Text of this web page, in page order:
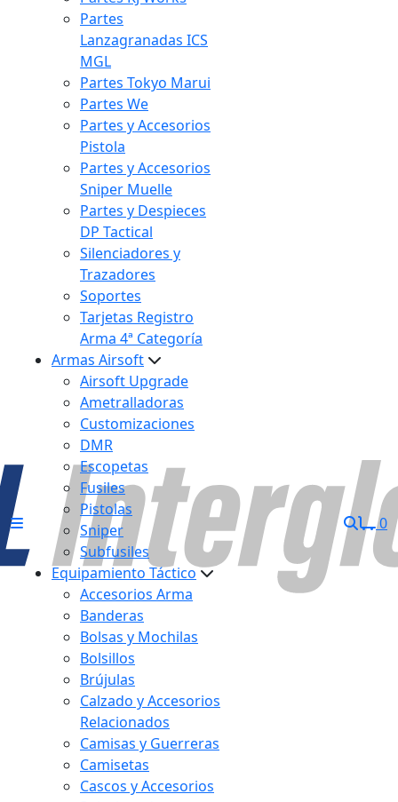
Partes
Lanzagranadas ICS
MGL
Partes Tokyo Marui
Partes We
Partes y Accesorios
Pistola
Partes y Accesorios
Sniper Muelle
Partes y Despieces
DP Tactical
Silenciadores y
Trazadores
Soportes
Tarjetas Registro
Arma 4ª Categoría
Armas Airsoft
Airsoft Upgrade
Ametralladoras
Customizaciones
DMR
Escopetas
Fusiles
Pistolas
Sniper
Subfusiles
Equipamiento Táctico
Accesorios Arma
Banderas
Bolsas y Mochilas
Bolsillos
Brújulas
Calzado y Accesorios
Relacionados
Camisas y Guerreras
Camisetas
Cascos y Accesorios
0